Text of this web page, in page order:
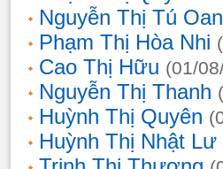
Nguyễn Thị Tú
Phạm Thị Hòa Nhi
Cao Thị Hữu (01/
Nguyễn Thị Thanh
Huỳnh Thị Quyên
Huỳnh Thị Nhật Lư